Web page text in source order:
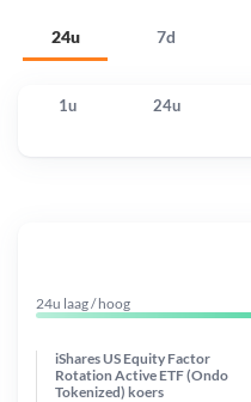
24u 7d
1u 24u
24u laag / hoog
iShares US Equity Factor
Rotation Active ETF (Ondo
Tokenized) koers